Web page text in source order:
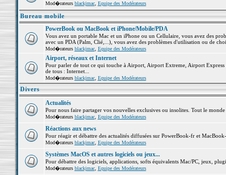
Mod�rateurs blackjmac, Equipe des Modérateurs
Bureau mobile
PowerBook ou MacBook et iPhone/Mobile/PDA
Vous avez un portable Mac et un iPhone ou un Cellulaire, vous avez des
avec un PDA (Palm, Clié,...), vous avez des problèmes d'utilisation ou de
Mod�rateurs blackjmac, Equipe des Modérateurs
Airport, réseaux et Internet
Pour parler de tout ce qui touche à Airport, Airport Extreme, Airport
de tous : Internet...
Mod�rateurs blackjmac, Equipe des Modérateurs
Divers
Actualités
Pour nous faire partager vos nouvelles exclusives ou insolites. Tout le
Mod�rateurs blackjmac, Equipe des Modérateurs
Réactions aux news
Pour réagir et débattre des actualités diffusées sur PowerBook-fr et
Mod�rateurs blackjmac, Equipe des Modérateurs
Systèmes MacOS et autres logiciels ou jeux...
Pour débattre des logiciels, applications, softs équivalents Mac/PC, jeux,
Mod�rateurs blackjmac, Equipe des Modérateurs